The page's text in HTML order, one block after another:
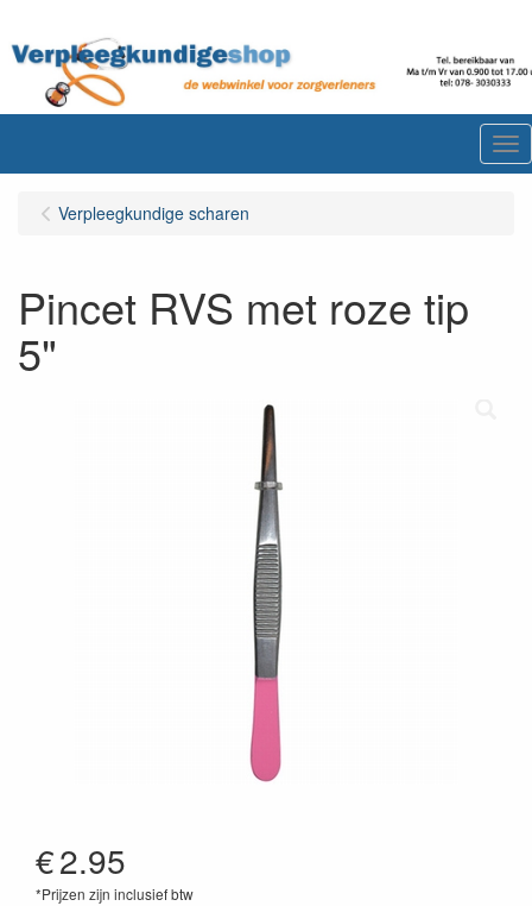
Verpleegkundige scharen
Pincet RVS met roze tip
5"
€2.95
*Prijzen zijn inclusief btw